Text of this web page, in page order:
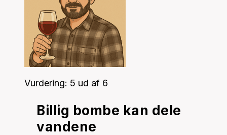
Vurdering: 5 ud af 6
Billig bombe kan dele
vandene